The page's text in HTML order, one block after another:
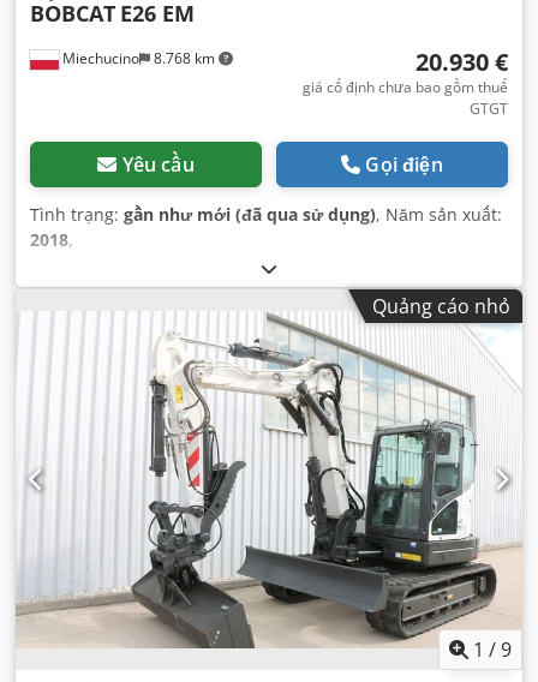
Miechucino 8.768 km
BOBCAT E26 EM
20.930 €
giá cố định chưa bao gồm thuế
GTGT
Yêu cầu Gọi điện
Tình trạng: gần như mới (đã qua sử dụng), Năm sản xuất:
2018,
Quảng cáo nhỏ
1 /9